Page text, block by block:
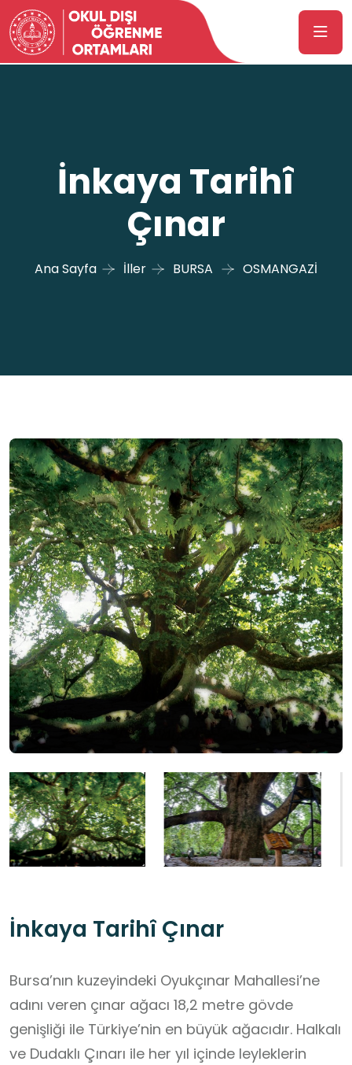
İnkaya Tarihî
Çınar
Ana Sayfa İller BURSA OSMANGAZİ
İnkaya Tarihî Çınar
Bursa’nın kuzeyindeki Oyukçınar Mahallesi’ne
adını veren çınar ağacı 18,2 metre gövde
genişliği ile Türkiye’nin en büyük ağacıdır. Halkalı
ve Dudaklı Çınarı ile her yıl içinde leyleklerin